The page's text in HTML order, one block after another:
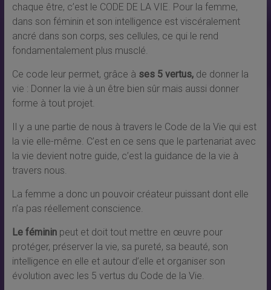
chaque être, c’est le CODE DE LA VIE. Pour la femme,
dans son féminin et son intelligence est viscéralement
ancré dans son corps, ses cellules, ce qui le rend
fondamentalement plus musclé.
Ce code leur permet, grâce à ses 5 vertus,de donner la
vie : Donner la vie à un être bien sûr mais aussi donner
forme à tout projet.
Il y a une partie de nous à travers le Code de la Vie qui est
la vie elle-même. C’est en ce sens que le partenariat avec
la vie devient notre guide, c’est la guidance de la vie à
travers nous.
La femme a donc un pouvoir créateur puissant dont elle
n’a pas réellement conscience.
Le fémininpeut et doit tout mettre en œuvre pour
protéger, préserver la vie, sa pureté, sa beauté, son
intelligence en elle et autour d’elle et organiser son
évolution avec les 5 vertus du Code de la Vie.